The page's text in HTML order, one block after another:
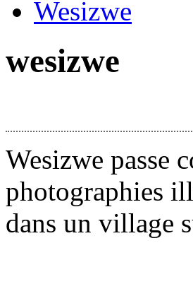
Wesizwe
wesizwe
Wesizwe passe
photographies
dans un village